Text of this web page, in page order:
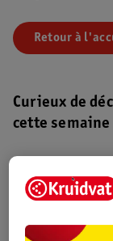
Retour à
Curieux de
cette
Dépliant